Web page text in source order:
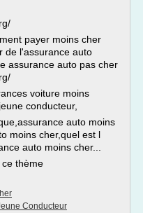
payer moins cher
de l'assurance auto
assurance auto pas cher
voiture moins
conducteur,
auto moins
moins cher,quel est l
auto moins cher...
thème
Conducteur